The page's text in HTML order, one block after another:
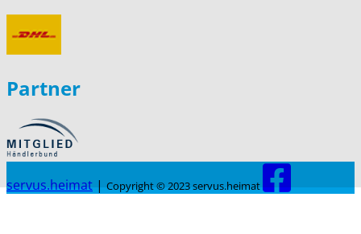
Partner
servus.heimat | Copyright © 2023 servus.heimat